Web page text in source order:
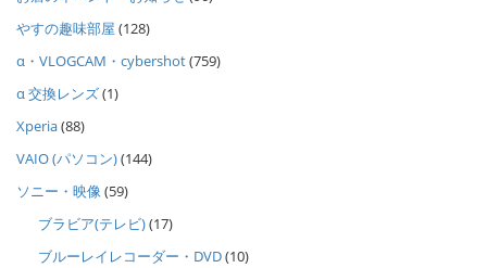
やすの趣味部屋 (128)
α・VLOGCAM・cybershot(759)
α 交換レンズ(1)
Xperia(88)
VAIO (パソコン)(144)
ソニー・映像(59)
ブラビア(テレビ)(17)
ブルーレイレコーダー・DVD(10)